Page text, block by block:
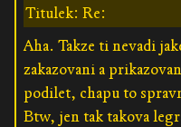
Titulek: Re:
Aha. Takze ti nevadi
zakazovani a
podilet, chapu to
Btw, jen tak takova